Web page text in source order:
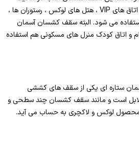
های رفاهی ، و تجاری از جمله اتاق های VIP ، هتل های لوکس ، رستوران ها ،
می شود. البته سقف کشسان آسمان
و اتاق کودک منرل های مسکونی هم استفاده
ستاره ای یکی از سقف های کششی
لابل است و مانند سقف کشسان چند سطحی و
لوکس و لاکچری به حساب می آید.